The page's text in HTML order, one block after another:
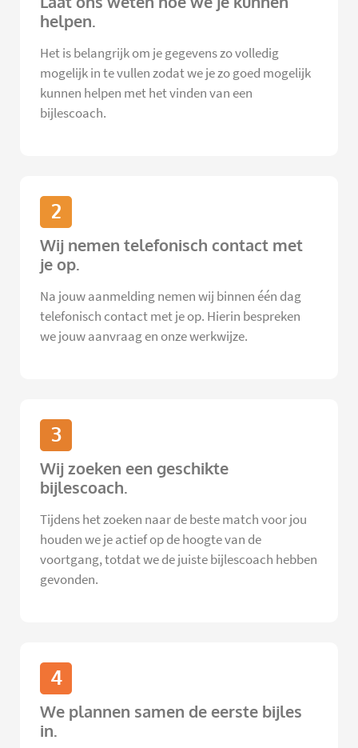
helpen.
Het is belangrijk om je gegevens zo volledig
mogelijk in te vullen zodat we je zo goed mogelijk
kunnen helpen met het vinden van een
bijlescoach.
2
Wij nemen telefonisch contact met
je op.
Na jouw aanmelding nemen wij binnen één dag
telefonisch contact met je op. Hierin bespreken
we jouw aanvraag en onze werkwijze.
3
Wij zoeken een geschikte
bijlescoach.
Tijdens het zoeken naar de beste match voor jou
houden we je actief op de hoogte van de
voortgang, totdat we de juiste bijlescoach hebben
gevonden.
4
We plannen samen de eerste bijles
in.